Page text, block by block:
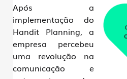
Após a
implementação do
Handit Planning, a
empresa percebeu
uma revolução na
comunicação e